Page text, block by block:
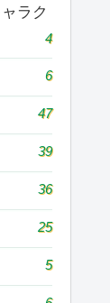
ラク
4
6
47
39
36
25
5